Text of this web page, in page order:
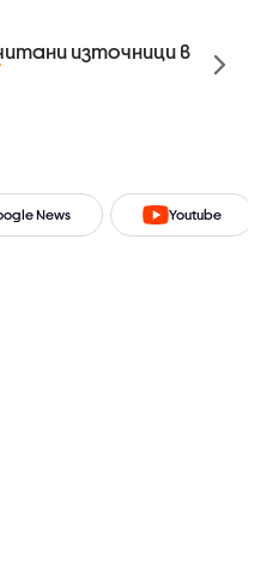
източници в
News Youtube